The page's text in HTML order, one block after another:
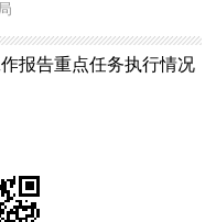
报告重点任务执行情况